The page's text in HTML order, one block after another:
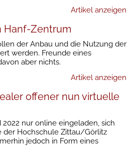
Artikel anzeigen
Hanf-Zentrum
der Anbau und die Nutzung der
werden. Freunde eines
aber nichts.
Artikel anzeigen
offener nun virtuelle
nur online eingeladen, sich
der Hochschule Zittau/Görlitz
jedoch in Form eines